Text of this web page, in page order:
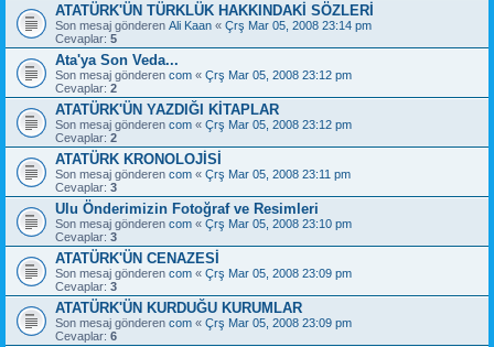
ATATÜRK'ÜN TÜRKLÜK HAKKINDAKİ SÖZLERİ
Son mesaj gönderen Ali Kaan « Çrş Mar 05, 2008 23:14 pm
Cevaplar: 5
Ata'ya Son Veda...
Son mesaj gönderen com « Çrş Mar 05, 2008 23:12 pm
Cevaplar: 2
ATATÜRK'ÜN YAZDIĞI KİTAPLAR
Son mesaj gönderen com « Çrş Mar 05, 2008 23:12 pm
Cevaplar: 2
ATATÜRK KRONOLOJİSİ
Son mesaj gönderen com « Çrş Mar 05, 2008 23:11 pm
Cevaplar: 3
Ulu Önderimizin Fotoğraf ve Resimleri
Son mesaj gönderen com « Çrş Mar 05, 2008 23:10 pm
Cevaplar: 3
ATATÜRK'ÜN CENAZESİ
Son mesaj gönderen com « Çrş Mar 05, 2008 23:09 pm
Cevaplar: 3
ATATÜRK'ÜN KURDUĞU KURUMLAR
Son mesaj gönderen com « Çrş Mar 05, 2008 23:09 pm
Cevaplar: 6